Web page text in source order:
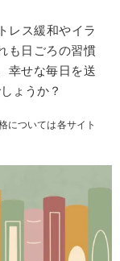
レス緩和やイラ
も日ごろの習慣
幸せな毎日を送
ょうか？
については各サイト